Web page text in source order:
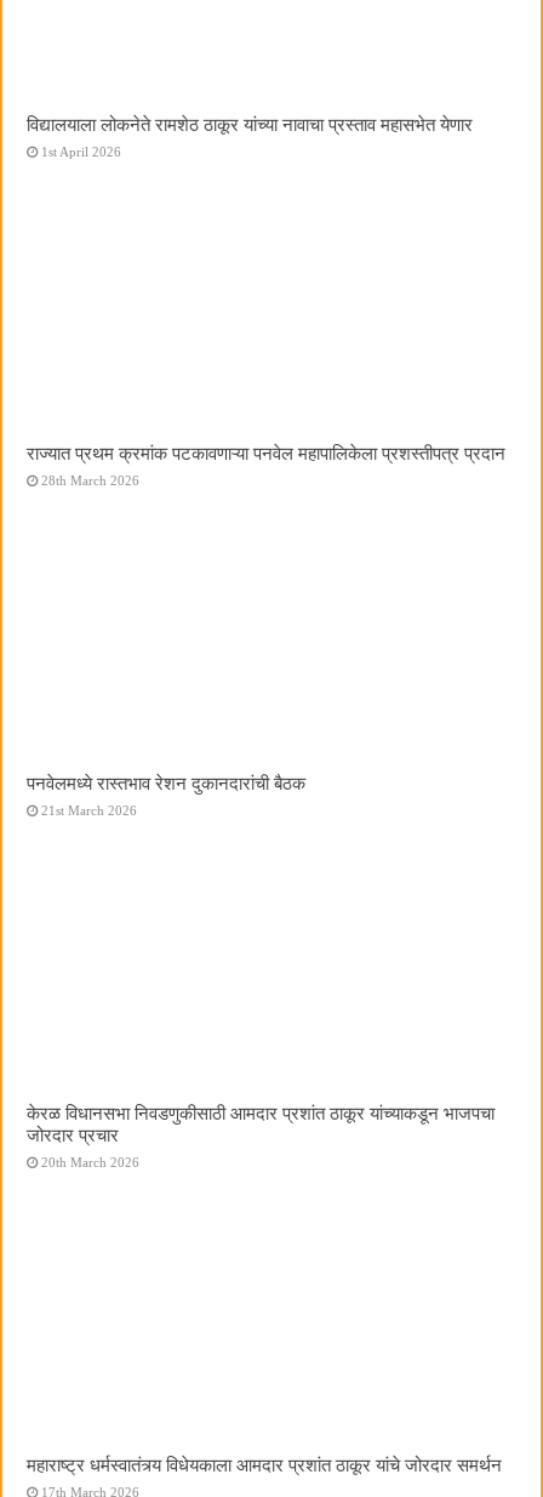
विद्यालयाला लोकनेते रामशेठ ठाकूर यांच्या नावाचा प्रस्ताव महासभेत येणार
1st April 2026
राज्यात प्रथम क्रमांक पटकावणाऱ्या पनवेल महापालिकेला प्रशस्तीपत्र प्रदान
28th March 2026
पनवेलमध्ये रास्तभाव रेशन दुकानदारांची बैठक
21st March 2026
केरळ विधानसभा निवडणुकीसाठी आमदार प्रशांत ठाकूर यांच्याकडून भाजपचा
जोरदार प्रचार
20th March 2026
महाराष्ट्र धर्मस्वातंत्र्य विधेयकाला आमदार प्रशांत ठाकूर यांचे जोरदार समर्थन
17th March 2026